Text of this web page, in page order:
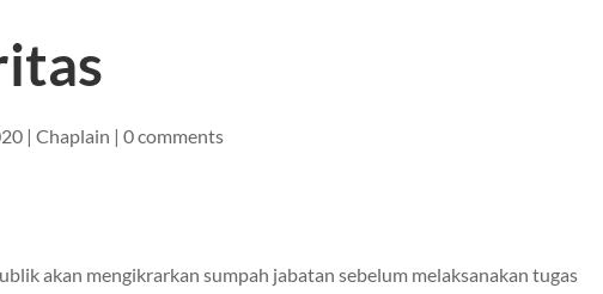
|Chaplain |0 comments
akan mengikrarkan sumpah jabatan sebelum melaksanakan tugas